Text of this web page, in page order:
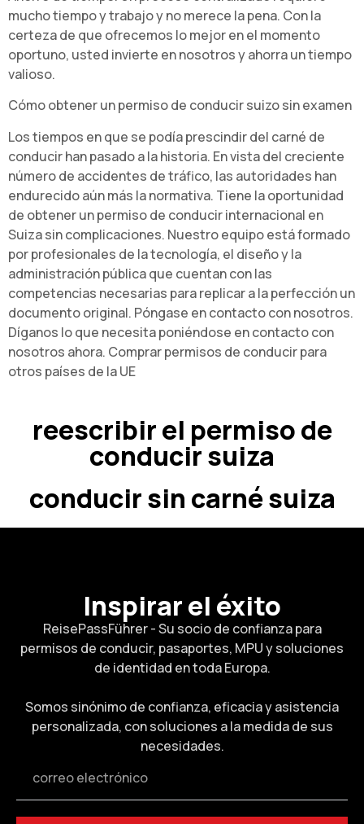
mucho tiempo y trabajo y no merece la pena. Con la
certeza de que ofrecemos lo mejor en el momento
oportuno, usted invierte en nosotros y ahorra un tiempo
valioso.
Cómo obtener un permiso de conducir suizo sin examen
Los tiempos en que se podía prescindir del carné de
conducir han pasado a la historia. En vista del creciente
número de accidentes de tráfico, las autoridades han
endurecido aún más la normativa. Tiene la oportunidad
de obtener un permiso de conducir internacional en
Suiza sin complicaciones. Nuestro equipo está formado
por profesionales de la tecnología, el diseño y la
administración pública que cuentan con las
competencias necesarias para replicar a la perfección un
documento original. Póngase en contacto con nosotros.
Díganos lo que necesita poniéndose en contacto con
nosotros ahora. Comprar permisos de conducir para
otros países de la UE
reescribir el permiso de
conducir suiza
conducir sin carné suiza
Inspirar el éxito
ReisePassFührer - Su socio de confianza para
permisos de conducir, pasaportes, MPU y soluciones
de identidad en toda Europa.
Somos sinónimo de confianza, eficacia y asistencia
personalizada, con soluciones a la medida de sus
necesidades.